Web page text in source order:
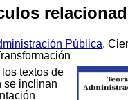
Pública.
textos de
se inclinan